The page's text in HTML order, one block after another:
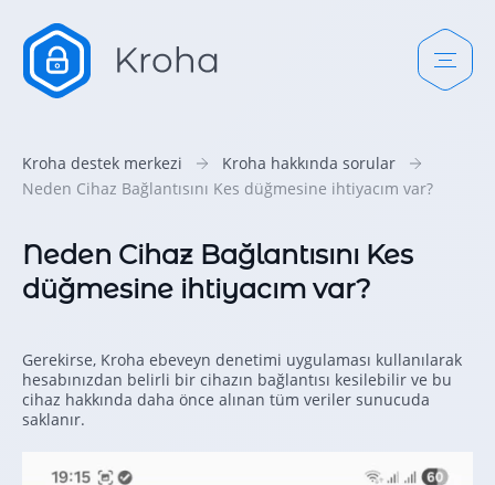
Kroha destek merkezi
Kroha hakkında sorular
Neden Cihaz Bağlantısını Kes düğmesine ihtiyacım var?
Neden Cihaz Bağlantısını Kes
düğmesine ihtiyacım var?
Gerekirse, Kroha ebeveyn denetimi uygulaması kullanılarak
hesabınızdan belirli bir cihazın bağlantısı kesilebilir ve bu
cihaz hakkında daha önce alınan tüm veriler sunucuda
saklanır.